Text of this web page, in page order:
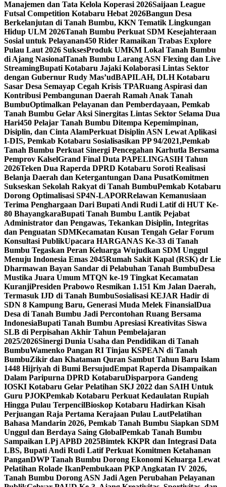
Manajemen dan Tata Kelola Koperasi 2026Saijaan League
Futsal Competition Kotabaru Hebat 2026Bangun Desa
Berkelanjutan di Tanah Bumbu, KKN Tematik Lingkungan
Hidup ULM 2026Tanah Bumbu Perkuat SDM Kesejahteraan
Sosial untuk Pelayanan450 Rider Ramaikan Trabas Explore
Pulau Laut 2026 SuksesProduk UMKM Lokal Tanah Bumbu
di Ajang NasionalTanah Bumbu Larang ASN Flexing dan Live
StreamingBupati Kotabaru Jajaki Kolaborasi Lintas Sektor
dengan Gubernur Rudy Mas’udBAPILAH, DLH Kotabaru
Sasar Desa Semayap Cegah Krisis TPARuang Aspirasi dan
Kontribusi Pembangunan Daerah Ramah Anak Tanah
BumbuOptimalkan Pelayanan dan Pemberdayaan, Pemkab
Tanah Bumbu Gelar Aksi Sinergitas Lintas Sektor Selama Dua
Hari450 Pelajar Tanah Bumbu Ditempa Kepemimpinan,
Disiplin, dan Cinta AlamPerkuat Disiplin ASN Lewat Aplikasi
I-DIS, Pemkab Kotabaru Sosialisasikan PP 94/2021,Pemkab
Tanah Bumbu Perkuat Sinergi Pencegahan Karhutla Bersama
Pemprov KalselGrand Final Duta PAPELINGASIH Tahun
2026Teken Dua Raperda DPRD Kotabaru Soroti Realisasi
Belanja Daerah dan Ketergantungan Dana PusatKomitmen
Sukseskan Sekolah Rakyat di Tanah BumbuPemkab Kotabaru
Dorong Optimalisasi SP4N-LAPORRelawan Kemanusiaan
Terima Penghargaan Dari Bupati Andi Rudi Latif di HUT Ke-
80 BhayangkaraBupati Tanah Bumbu Lantik Pejabat
Administrator dan Pengawas, Tekankan Disiplin, Integritas
dan Penguatan SDMKecamatan Kusan Tengah Gelar Forum
Konsultasi PublikUpacara HARGANAS Ke-33 di Tanah
Bumbu Tegaskan Peran Keluarga Wujudkan SDM Unggul
Menuju Indonesia Emas 2045Rumah Sakit Kapal (RSK) dr Lie
Dharmawan Bayan Sandar di Pelabuhan Tanah BumbuDesa
Mustika Juara Umum MTQN ke-19 Tingkat Kecamatan
KuranjiPresiden Prabowo Resmikan 1.151 Km Jalan Daerah,
Termasuk IJD di Tanah BumbuSosialisasi KEJAR Hadir di
SDN 8 Kampung Baru, Generasi Muda Melek FinansialDua
Desa di Tanah Bumbu Jadi Percontohan Ruang Bersama
IndonesiaBupati Tanah Bumbu Apresiasi Kreativitas Siswa
SLB di Perpisahan Akhir Tahun Pembelajaran
2025/2026Sinergi Dunia Usaha dan Pendidikan di Tanah
BumbuWamenko Pangan RI Tinjau KSPEAN di Tanah
BumbuZikir dan Khataman Quran Sambut Tahun Baru Islam
1448 Hijriyah di Bumi BersujudEmpat Raperda Disampaikan
Dalam Paripurna DPRD KotabaruDisparpora Gandeng
IOSKI Kotabaru Gelar Pelatihan SKJ 2022 dan SAIH Untuk
Guru PJOKPemkab Kotabaru Perkuat Kedaulatan Rupiah
Hingga Pulau TerpencilBioskop Kotabaru Hadirkan Kisah
Perjuangan Raja Pertama Kerajaan Pulau LautPelatihan
Bahasa Mandarin 2026, Pemkab Tanah Bumbu Siapkan SDM
Unggul dan Berdaya Saing GlobalPemkab Tanah Bumbu
Sampaikan LPj APBD 2025Bimtek KKPR dan Integrasi Data
LBS, Bupati Andi Rudi Latif Perkuat Komitmen Ketahanan
PanganDWP Tanah Bumbu Dorong Ekonomi Keluarga Lewat
Pelatihan Rolade IkanPembukaan PKP Angkatan IV 2026,
Tanah Bumbu Dorong ASN Jadi Agen Perubahan Pelayanan